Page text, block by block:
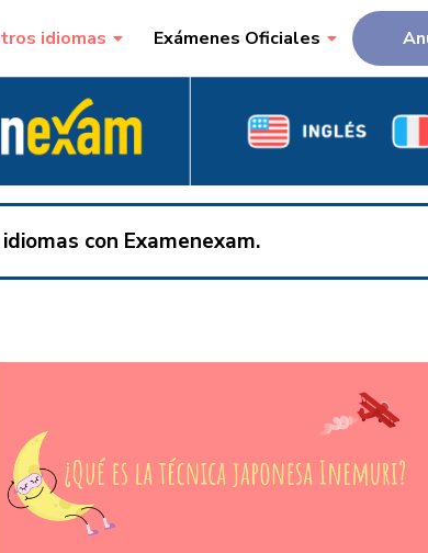
idiomas Exámenes Oficiales
con Examenexam.